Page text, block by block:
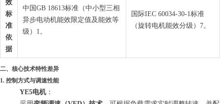
效
标
准
依
据
中国GB 18613标准（中小型三相
异步电动机能效限定值及能效等
级）1。
国际IEC 60034-30-1标准
（旋转电机能效分级）7。
二、核心技术特性差异
1. 控制方式与调速性能
YE5电机：